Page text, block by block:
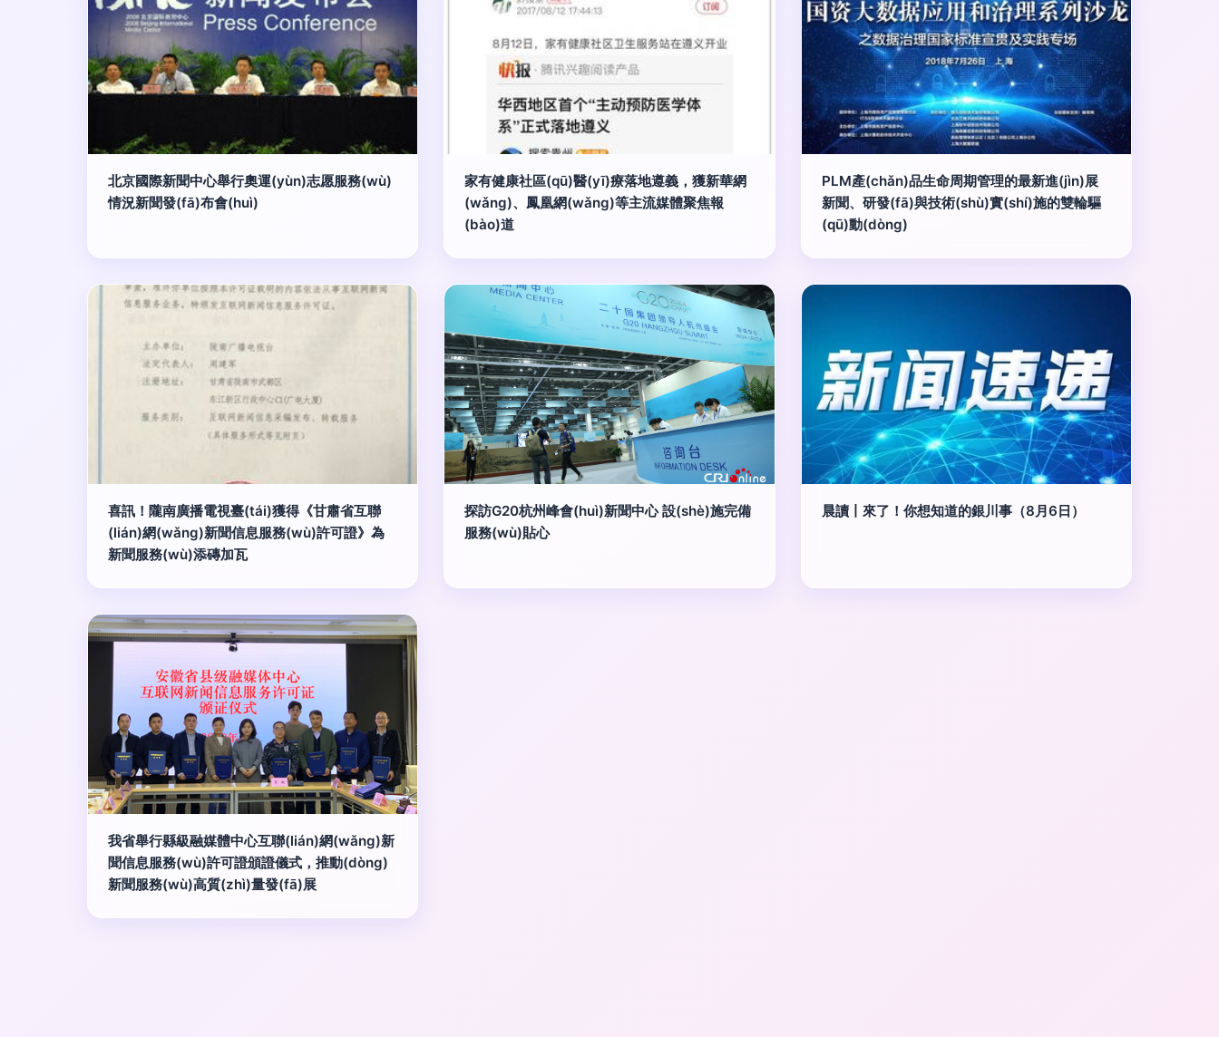
北京國際新聞中心舉行奧運(yùn)志愿服務(wù)
情況新聞發(fā)布會(huì)
家有健康社區(qū)醫(yī)療落地遵義，獲新華網
(wǎng)、鳳凰網(wǎng)等主流媒體聚焦報
(bào)道
PLM產(chǎn)品生命周期管理的最新進(jìn)展
新聞、研發(fā)與技術(shù)實(shí)施的雙輪驅
(qū)動(dòng)
喜訊！隴南廣播電視臺(tái)獲得《甘肅省互聯
(lián)網(wǎng)新聞信息服務(wù)許可證》為
新聞服務(wù)添磚加瓦
探訪G20杭州峰會(huì)新聞中心 設(shè)施完備
服務(wù)貼心
晨讀丨來了！你想知道的銀川事（8月6日）
我省舉行縣級融媒體中心互聯(lián)網(wǎng)新
聞信息服務(wù)許可證頒證儀式，推動(dòng)
新聞服務(wù)高質(zhì)量發(fā)展